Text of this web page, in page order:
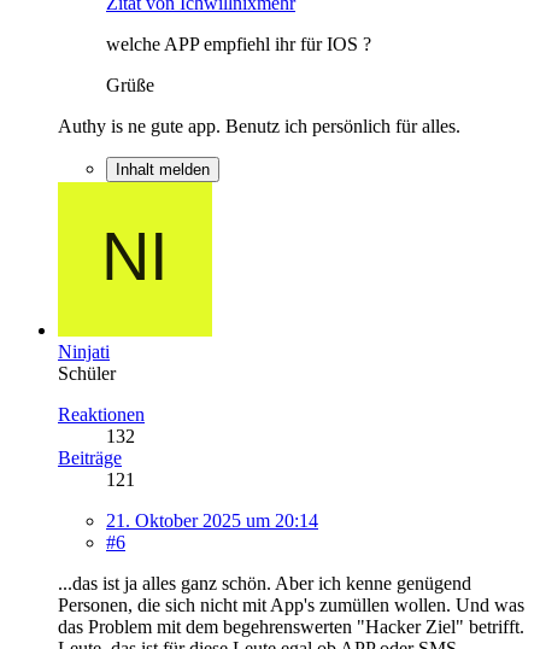
welche APP empfiehl ihr für IOS ?
Grüße
Authy is ne gute app. Benutz ich persönlich für alles.
Inhalt melden
Ninjati
Schüler
Reaktionen
132
Beiträge
121
21. Oktober 2025 um 20:14
#6
...das ist ja alles ganz schön. Aber ich kenne genügend
Personen, die sich nicht mit App's zumüllen wollen. Und was
das Problem mit dem begehrenswerten "Hacker Ziel" betrifft.